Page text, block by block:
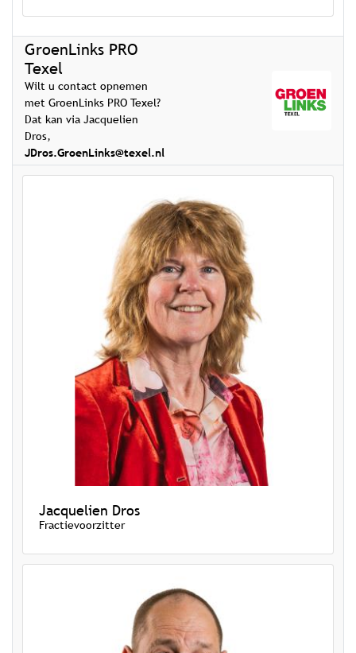
GroenLinks PRO
Texel
Wilt u contact opnemen
met GroenLinks PRO Texel?
Dat kan via Jacquelien
Dros,
JDros.GroenLinks@texel.nl
Jacquelien Dros
Fractievoorzitter